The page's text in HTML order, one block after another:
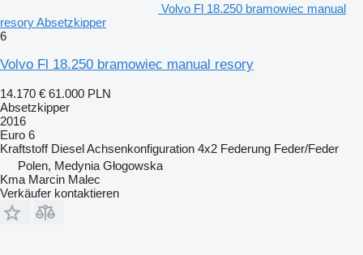
Volvo Fl 18.250 bramowiec manual
resory Absetzkipper
6
Volvo Fl 18.250 bramowiec manual resory
14.170 € 61.000 PLN
Absetzkipper
2016
Euro 6
Kraftstoff DieselAchsenkonfiguration 4x2 Federung Feder/Feder
Polen, Medynia Głogowska
Kma Marcin Malec
Verkäufer kontaktieren